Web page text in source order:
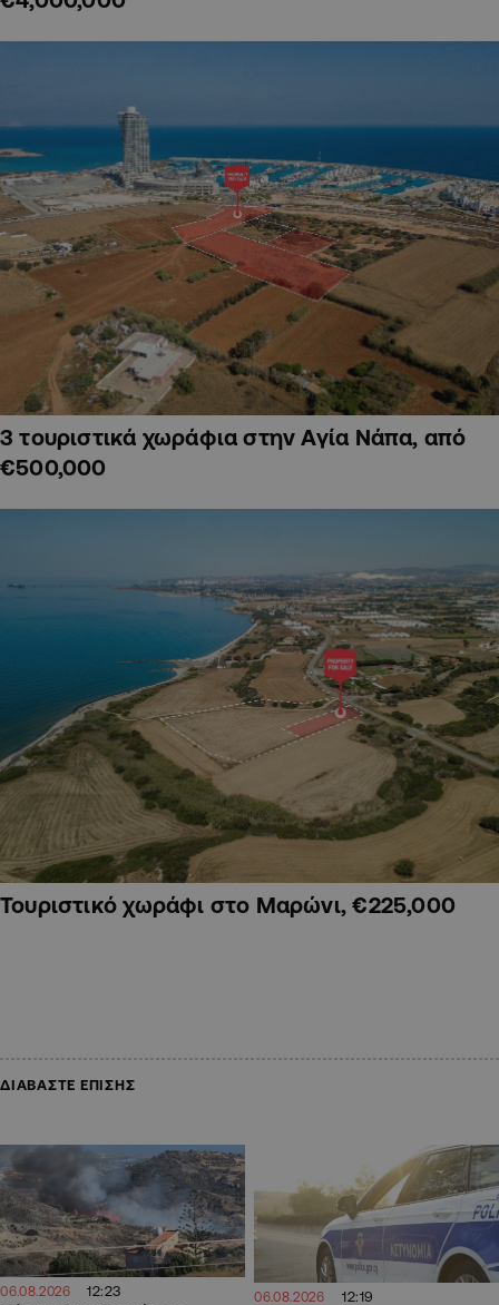
3 τουριστικά χωράφια στην Αγία Νάπα, από
€500,000
Τουριστικό χωράφι στο Μαρώνι, €225,000
ΔΙΑΒΑΣΤΕ ΕΠΙΣΗΣ
06.08.2026 12:23 06.08.2026 12:19